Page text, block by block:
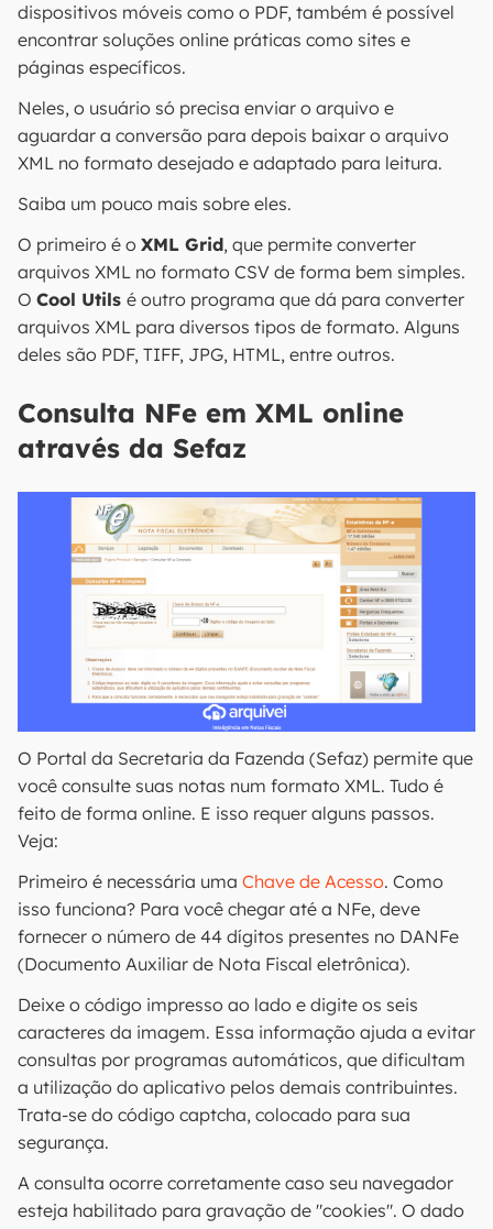
dispositivos móveis como o PDF, também é possível
encontrar soluções online práticas como sites e
páginas específicos.
Neles, o usuário só precisa enviar o arquivo e
aguardar a conversão para depois baixar o arquivo
XML no formato desejado e adaptado para leitura.
Saiba um pouco mais sobre eles.
O primeiro é o XML Grid, que permite converter
arquivos XML no formato CSV de forma bem simples.
O Cool Utils é outro programa que dá para converter
arquivos XML para diversos tipos de formato. Alguns
deles são PDF, TIFF, JPG, HTML, entre outros.
Consulta NFe em XML online
através da Sefaz
O Portal da Secretaria da Fazenda (Sefaz) permite que
você consulte suas notas num formato XML. Tudo é
feito de forma online. E isso requer alguns passos.
Veja:
Primeiro é necessária uma Chave de Acesso. Como
isso funciona? Para você chegar até a NFe, deve
fornecer o número de 44 dígitos presentes no DANFe
(Documento Auxiliar de Nota Fiscal eletrônica).
Deixe o código impresso ao lado e digite os seis
caracteres da imagem. Essa informação ajuda a evitar
consultas por programas automáticos, que dificultam
a utilização do aplicativo pelos demais contribuintes.
Trata-se do código captcha, colocado para sua
segurança.
A consulta ocorre corretamente caso seu navegador
esteja habilitado para gravação de "cookies". O dado